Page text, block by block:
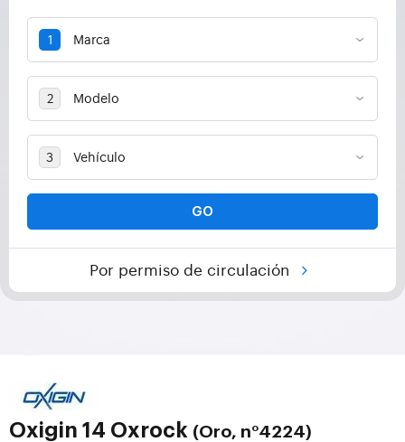
GO
Por permiso de circulación
Oxigin 14 Oxrock (Oro, n°4224)